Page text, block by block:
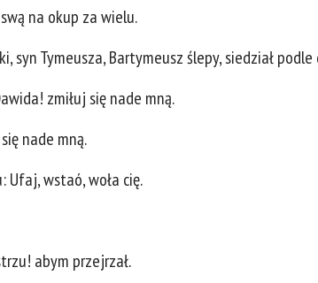
swą na okup za wielu.
syn Tymeusza, Bartymeusz ślepy, siedział podle
zmiłuj się nade mną.
nade mną.
Ufaj, wstaó, woła cię.
abym przejrzał.